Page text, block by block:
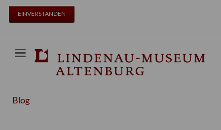
EINVERSTANDEN
Blog